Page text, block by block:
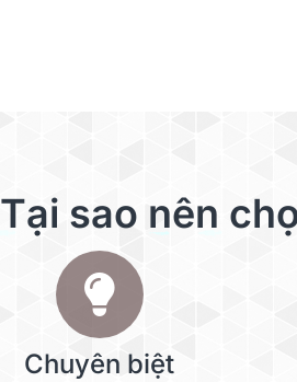
Tại sao nên
Chuyên biệt